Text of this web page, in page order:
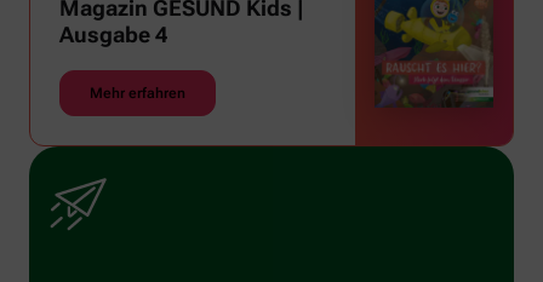
Magazin GESUND Kids |
Ausgabe 4
Mehr erfahren